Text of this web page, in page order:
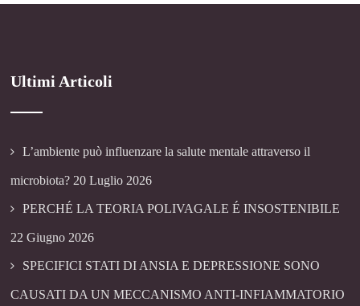
Ultimi Articoli
L’ambiente può influenzare la salute mentale attraverso il
microbiota? 20 Luglio 2026
PERCHÉ LA TEORIA POLIVAGALE É INSOSTENIBILE
22 Giugno 2026
SPECIFICI STATI DI ANSIA E DEPRESSIONE SONO
CAUSATI DA UN MECCANISMO ANTI-INFIAMMATORIO